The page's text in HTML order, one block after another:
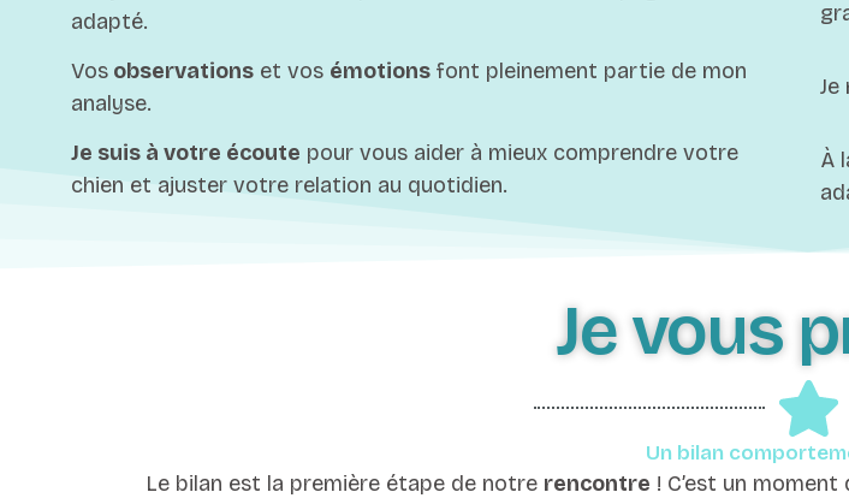
adapté.
Vosobservationset vos émotionsfont pleinement partie de mon
analyse.
Je suis à votre écoute pour vous aider à mieux comprendre votre
chien et ajuster votre relation au quotidien.
Je
À
Je vous
Un bilan
Le bilan est la première étape de notre rencontre ! C’est un moment